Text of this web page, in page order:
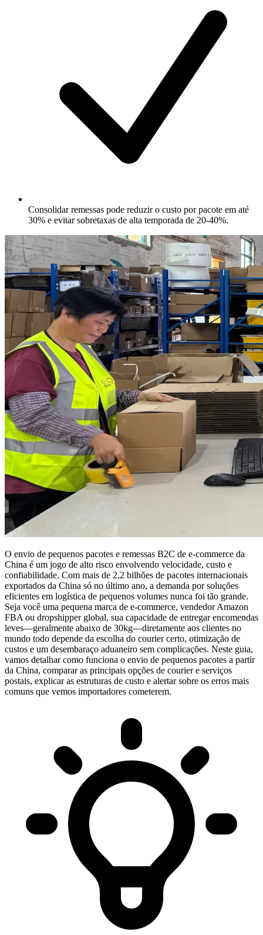
Consolidar remessas pode reduzir o custo por pacote em até
30% e evitar sobretaxas de alta temporada de 20-40%.
O envio de pequenos pacotes e remessas B2C de e-commerce da
China é um jogo de alto risco envolvendo velocidade, custo e
confiabilidade. Com mais de 2,2 bilhões de pacotes internacionais
exportados da China só no último ano, a demanda por soluções
eficientes em logística de pequenos volumes nunca foi tão grande.
Seja você uma pequena marca de e-commerce, vendedor Amazon
FBA ou dropshipper global, sua capacidade de entregar encomendas
leves—geralmente abaixo de 30kg—diretamente aos clientes no
mundo todo depende da escolha do courier certo, otimização de
custos e um desembaraço aduaneiro sem complicações. Neste guia,
vamos detalhar como funciona o envio de pequenos pacotes a partir
da China, comparar as principais opções de courier e serviços
postais, explicar as estruturas de custo e alertar sobre os erros mais
comuns que vemos importadores cometerem.